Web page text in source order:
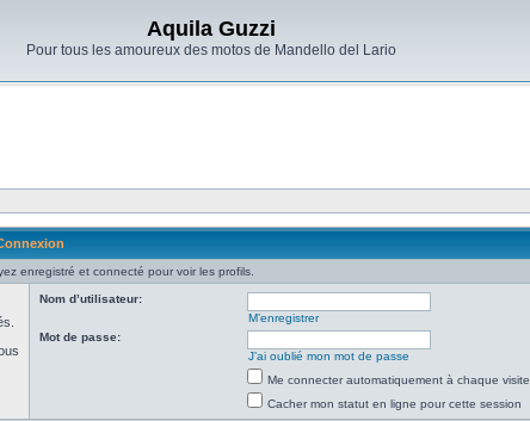
Aquila Guzzi
Pour tous les amoureux des motos de Mandello del Lario
enregistré et connecté pour voir les profils.
Nom d’utilisateur:
M’enregistrer
Mot de passe:
J’ai oublié mon mot de passe
Me connecter automatiquement à chaque visite
Cacher mon statut en ligne pour cette session